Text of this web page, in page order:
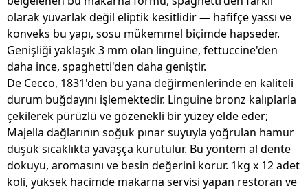
olarak yuvarlak değil eliptik kesitlidir — hafifçe yassı ve
konveks bu yapı, sosu mükemmel biçimde hapseder.
Genişliği yaklaşık 3 mm olan linguine, fettuccine'den
daha ince, spaghetti'den daha geniştir.
De Cecco, 1831'den bu yana değirmenlerinde en kaliteli
durum buğdayını işlemektedir. Linguine bronz kalıplarla
çekilerek pürüzlü ve gözenekli bir yüzey elde eder;
Majella dağlarının soğuk pınar suyuyla yoğrulan hamur
düşük sıcaklıkta yavaşça kurutulur. Bu yöntem al dente
dokuyu, aromasını ve besin değerini korur. 1kg x 12 adet
koli, yüksek hacimde makarna servisi yapan restoran ve